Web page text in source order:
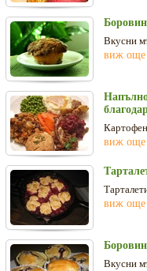
Вкусни
виж още
виж още
виж още
Вкусни